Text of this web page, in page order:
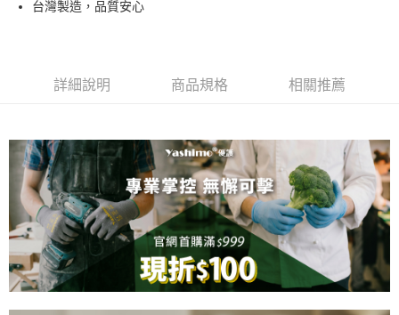
運送方式
7-11取貨付款
每筆NT$60，滿NT$599(含以上)免運費
宅配
每筆NT$100，滿NT$1,099(含以上)免運費
台灣製造，品質安心
詳細說明 商品規格 相關推薦